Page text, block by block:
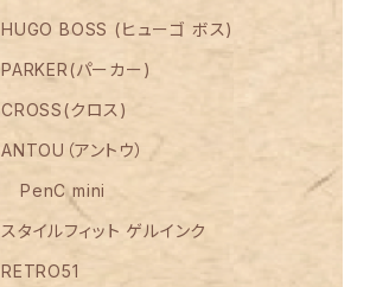
HUGO BOSS (ヒューゴ ボス)
PARKER(パーカー)
CROSS(クロス)
ANTOU（アントウ）
PenC mini
スタイルフィット ゲルインク
RETRO51